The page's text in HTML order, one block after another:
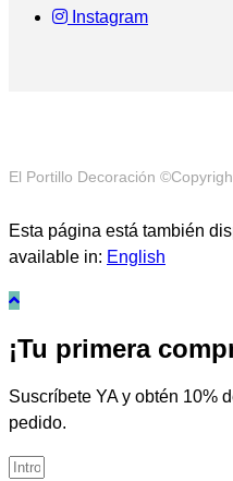
Instagram
El Portillo Decoración
Esta página está también
available in: English
¡Tu primera
Suscríbete YA y obtén 10%
pedido.